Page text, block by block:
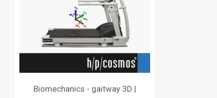
Biomechanics - gaitway 3D |